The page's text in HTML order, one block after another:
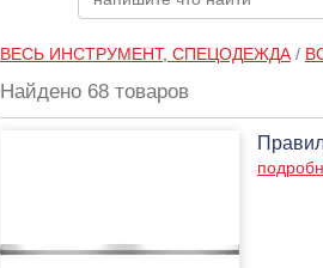
ВЕСЬ ИНСТРУМЕНТ, СПЕЦОДЕЖДА/
Найдено 68 товаров